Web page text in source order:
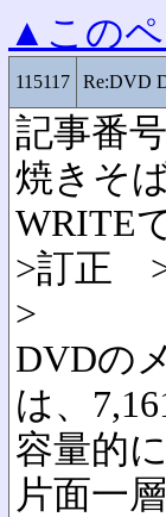
▲このペ
115117 Re:DVD
記事番
焼きそ
WRITE
>訂正
>
DVDの
は、
容量的
片面一